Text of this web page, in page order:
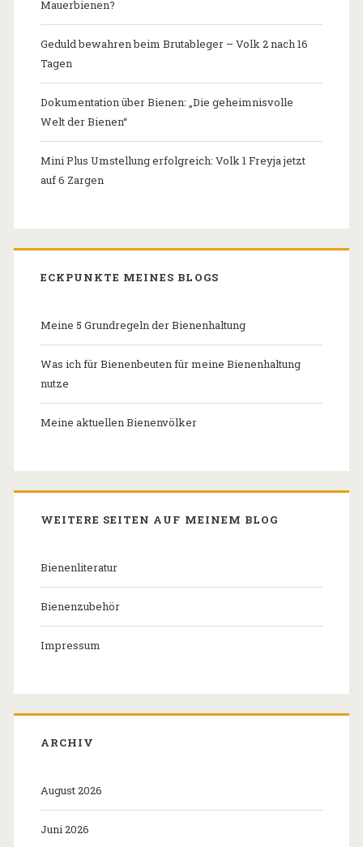
Mauerbienen?
Geduld bewahren beim Brutableger – Volk 2 nach 16
Tagen
Dokumentation über Bienen: „Die geheimnisvolle
Welt der Bienen“
Mini Plus Umstellung erfolgreich: Volk 1 Freyja jetzt
auf 6 Zargen
ECKPUNKTE MEINES BLOGS
Meine 5 Grundregeln der Bienenhaltung
Was ich für Bienenbeuten für meine Bienenhaltung
nutze
Meine aktuellen Bienenvölker
WEITERE SEITEN AUF MEINEM BLOG
Bienenliteratur
Bienenzubehör
Impressum
ARCHIV
August 2026
Juni 2026